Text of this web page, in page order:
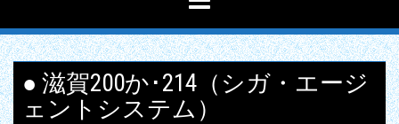
● 滋賀200か･214（シガ・エージ
ェントシステム）